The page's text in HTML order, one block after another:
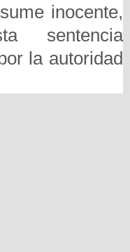
inocente,
sentencia
la autoridad